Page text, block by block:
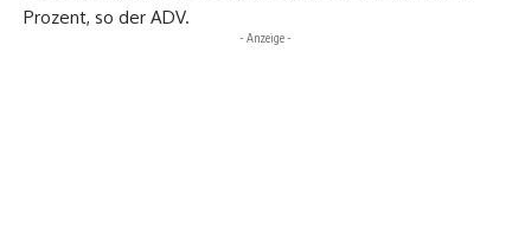
Prozent, so der ADV.
- Anzeige -